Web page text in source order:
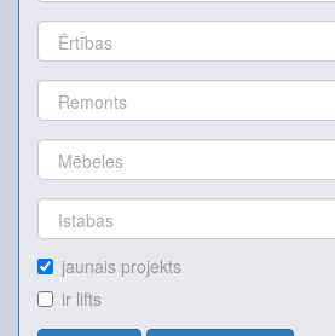
jaunais projekts
ir lifts